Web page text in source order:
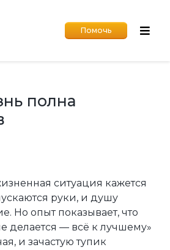
Помочь
полна
ситуация кажется
руки, и душу
Но опыт показывает, что
делается — всё к лучшему»
и зачастую тупик